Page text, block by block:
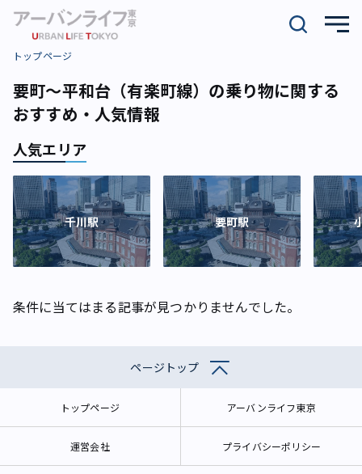
トップページ
要町～平和台（有楽町線）の乗り物に関する
おすすめ・人気情報
人気エリア
千川駅 要町駅
条件に当てはまる記事が見つかりませんでした。
ページトップ
トップページ アーバンライフ東京
運営会社 プライバシーポリシー